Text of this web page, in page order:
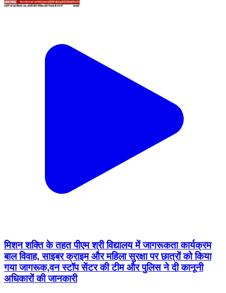
मिशन शक्ति के तहत पीएम श्री विद्यालय में जागरूकता कार्यक्रम
बाल विवाह, साइबर क्राइम और महिला सुरक्षा पर छात्रों को किया
गया जागरूक,वन स्टॉप सेंटर की टीम और पुलिस ने दी कानूनी
अधिकारों की जानकारी